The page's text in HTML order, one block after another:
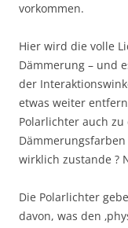
vorkommen.
Hier wird die volle
Dämmerung – und
der
etwas weiter
Polarlichter auch
wirklich zustande ?
Die Polarlichter
davon, was den